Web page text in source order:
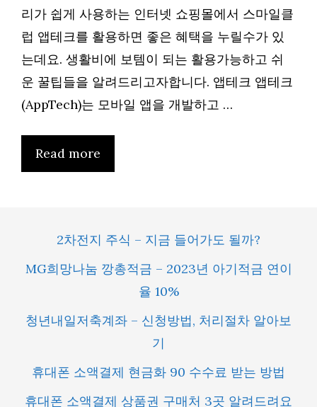
리가 쉽게 사용하는 인터넷 쇼핑몰에서 스마일클
럽 앱테크를 활용하면 좋은 혜택을 누릴수가 있
는데요. 생활비에 보템이 되는 활용가능하고 쉬
운 꿀팁들을 알려드리고자합니다. 앱테크 앱테크
(AppTech)는 모바일 앱을 개발하고 …
Read more
2차전지 주식 – 지금 들어가도 될까?
MG희망나눔 깡총적금 – 2023년 아기적금 연이
율 10%
청년내일저축계좌 – 신청방법, 처리절차 알아보
기
휴대폰 소액결제 현금화 90 수수료 받는 방법
휴대폰 소액결제 상품권 구매처 3곳 알려드려요